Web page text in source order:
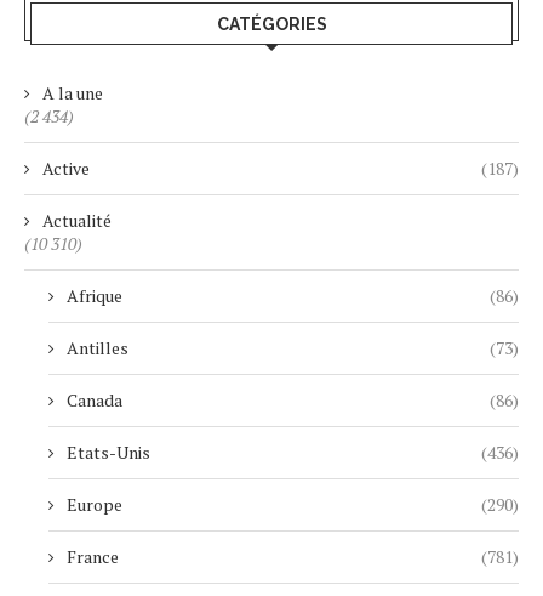
CATÉGORIES
A la une
(2 434)
Active (187)
Actualité
(10 310)
Afrique (86)
Antilles (73)
Canada (86)
Etats-Unis (436)
Europe (290)
France (781)